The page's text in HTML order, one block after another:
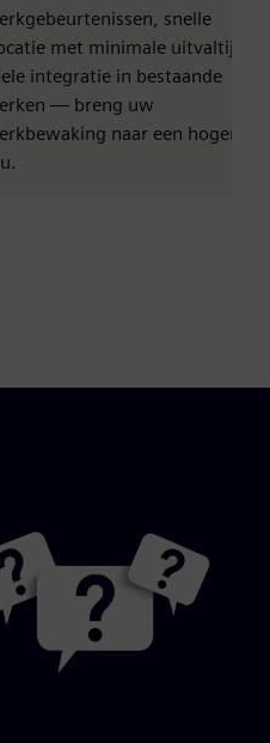
snelle
met minimale uitvaltijd en
integratie in bestaande
— breng uw
naar een hoger